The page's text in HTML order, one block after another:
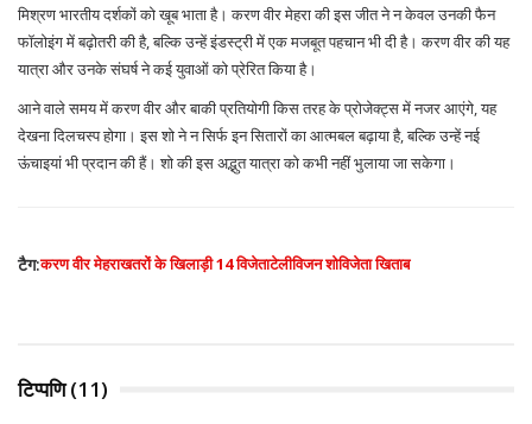
मिश्रण भारतीय दर्शकों को खूब भाता है। करण वीर मेहरा की इस जीत ने न केवल उनकी फैन
फॉलोइंग में बढ़ोतरी की है, बल्कि उन्हें इंडस्ट्री में एक मजबूत पहचान भी दी है। करण वीर की यह
यात्रा और उनके संघर्ष ने कई युवाओं को प्रेरित किया है।
आने वाले समय में करण वीर और बाकी प्रतियोगी किस तरह के प्रोजेक्ट्स में नजर आएंगे, यह
देखना दिलचस्प होगा। इस शो ने न सिर्फ इन सितारों का आत्मबल बढ़ाया है, बल्कि उन्हें नई
ऊंचाइयां भी प्रदान की हैं। शो की इस अद्भुत यात्रा को कभी नहीं भुलाया जा सकेगा।
टैग:करण वीर मेहराखतरों के खिलाड़ी 14 विजेताटेलीविजन शोविजेता खिताब
टिप्पणि (11)